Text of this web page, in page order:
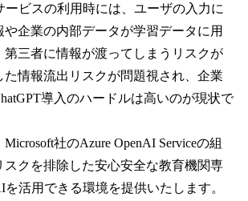
ビスの利用時には、ユーザの入力に
企業の内部データが学習データに用
第三者に情報が渡ってしまうリスクが
た情報流出リスクが問題視され、企業
導入のハードルは高いのが現状で
社のAzure OpenAI Serviceの組
スクを排除した安心安全な教育機関専
活用できる環境を提供いたします。